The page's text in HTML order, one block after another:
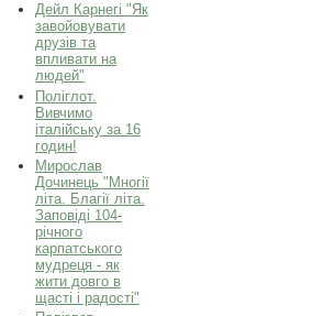
Дейл Карнегі "Як
завойовувати
друзів та
впливати на
людей"
Поліглот.
Вивчимо
італійську за 16
годин!
Мирослав
Дочинець "Многії
літа. Благії літа.
Заповіді 104-
річного
карпатського
мудреця - як
жити довго в
щасті і радості"